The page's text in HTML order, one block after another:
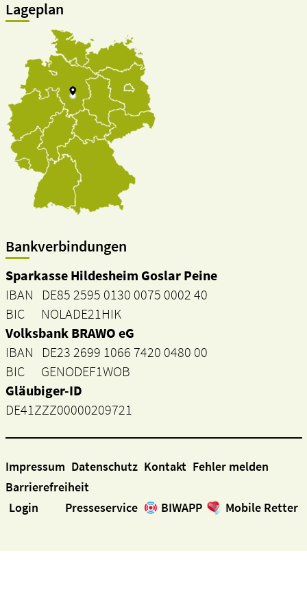
Lageplan
Bankverbindungen
Sparkasse Hildesheim Goslar Peine
IBAN DE85 2595 0130 0075 0002 40
BIC NOLADE21HIK
Volksbank BRAWO eG
IBAN DE23 2699 1066 7420 0480 00
BIC GENODEF1WOB
Gläubiger-ID
DE41ZZZ00000209721
Impressum Datenschutz Kontakt Fehler melden
Barrierefreiheit
Login
Presseservice BIWAPP Mobile Retter